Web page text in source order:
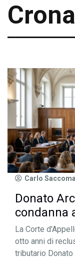
Carlo
Donato
condanna
La Corte
otto anni di
tributario